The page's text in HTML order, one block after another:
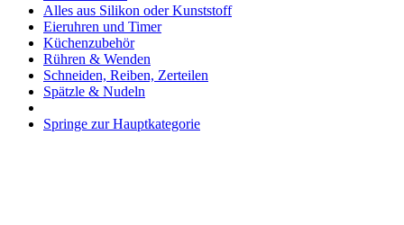
Alles aus Silikon oder Kunststoff
Eieruhren und Timer
Küchenzubehör
Rühren & Wenden
Schneiden, Reiben, Zerteilen
Spätzle & Nudeln
Springe zur Hauptkategorie